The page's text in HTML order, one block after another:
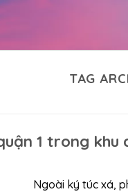
TAG
1 trong khu
Ngoài ký túc xá,